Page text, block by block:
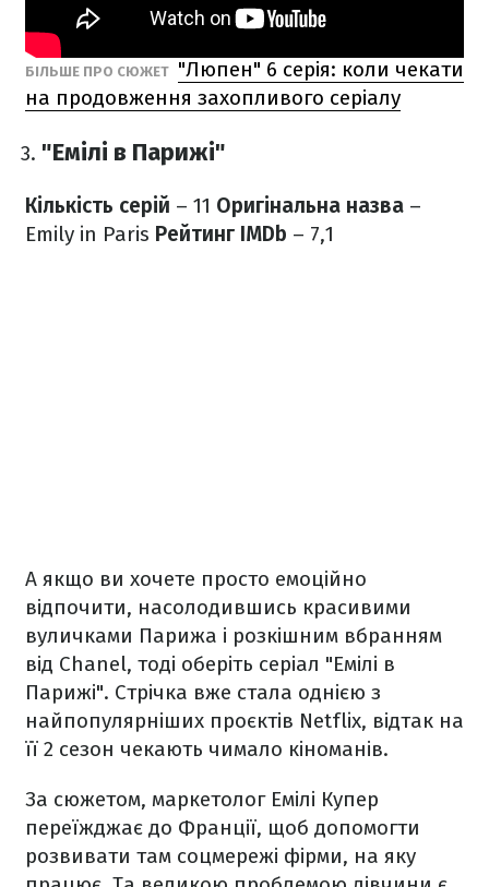
БІЛЬШЕ ПРО СЮЖЕТ "Люпен" 6 серія: коли чекати
на продовження захопливого серіалу
"Емілі в Парижі"
Кількість серій – 11 Оригінальна назва –
Emily in Paris Рейтинг IMDb – 7,1
А якщо ви хочете просто емоційно
відпочити, насолодившись красивими
вуличками Парижа і розкішним вбранням
від Chanel, тоді оберіть серіал "Емілі в
Парижі". Стрічка вже стала однією з
найпопулярніших проєктів Netflix, відтак на
її 2 сезон чекають чимало кіноманів.
За сюжетом, маркетолог Емілі Купер
переїжджає до Франції, щоб допомогти
розвивати там соцмережі фірми, на яку